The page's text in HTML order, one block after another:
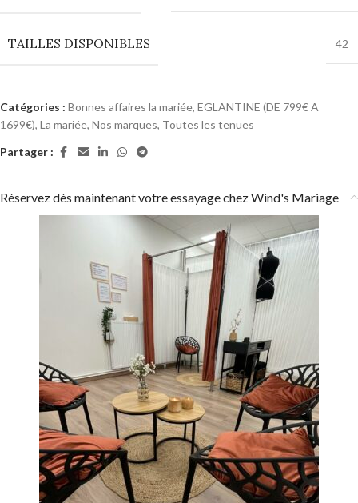
TAILLES DISPONIBLES 42
Catégories : Bonnes affaires la mariée, EGLANTINE (DE 799€ A
1699€), La mariée, Nos marques, Toutes les tenues
Partager :
Réservez dès maintenant votre essayage chez Wind's Mariage